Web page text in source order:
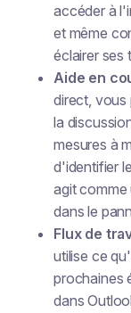
accéder à
et même
éclairer ses
Aide en
direct, vous
la
mesures à
d'identifier
agit comme
dans le
Flux de
utilise ce
prochaines
dans